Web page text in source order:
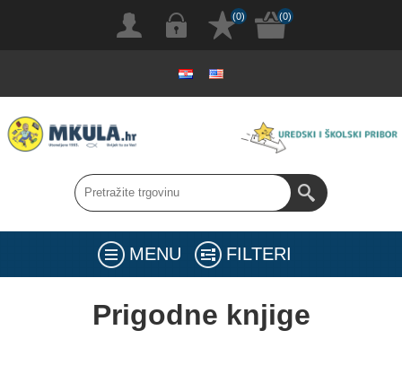
(0) (0)
MENU FILTERI
Prigodne knjige